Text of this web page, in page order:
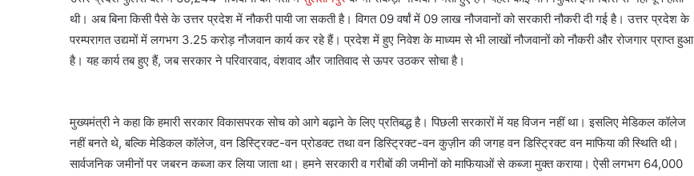
थी। अब बिना किसी पैसे के उत्तर प्रदेश में नौकरी पायी जा सकती है। विगत 09 वर्षां में 09 लाख नौजवानों को सरकारी नौकरी दी गई है। उत्तर प्रदेश के
परम्परागत उद्यमों में लगभग 3.25 करोड़ नौजवान कार्य कर रहे हैं। प्रदेश में हुए निवेश के माध्यम से भी लाखों नौजवानों को नौकरी और रोजगार प्राप्त हुआ
है। यह कार्य तब हुए हैं, जब सरकार ने परिवारवाद, वंशवाद और जातिवाद से ऊपर उठकर सोचा है।
मुख्यमंत्री ने कहा कि हमारी सरकार विकासपरक सोच को आगे बढ़ाने के लिए प्रतिबद्ध है। पिछली सरकारों में यह विजन नहीं था। इसलिए मेडिकल कॉलेज
नहीं बनते थे, बल्कि मेडिकल कॉलेज, वन डिस्ट्रिक्ट-वन प्रोडक्ट तथा वन डिस्ट्रिक्ट-वन कुज़ीन की जगह वन डिस्ट्रिक्ट वन माफिया की स्थिति थी।
सार्वजनिक जमीनों पर जबरन कब्जा कर लिया जाता था। हमने सरकारी व गरीबों की जमीनों को माफियाओं से कब्जा मुक्त कराया। ऐसी लगभग 64,000